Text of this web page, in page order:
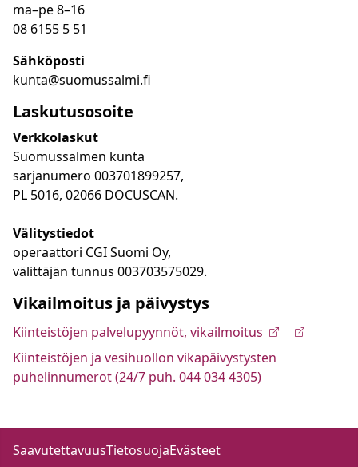
ma–pe 8–16
08 6155 5 51
Sähköposti
kunta@suomussalmi.fi
Laskutusosoite
Verkkolaskut
Suomussalmen kunta
sarjanumero 003701899257,
PL 5016, 02066 DOCUSCAN.
Välitystiedot
operaattori CGI Suomi Oy,
välittäjän tunnus 003703575029.
Vikailmoitus ja päivystys
Kiinteistöjen palvelupyynnöt, vikailmoitus
Kiinteistöjen ja vesihuollon vikapäivystysten
puhelinnumerot (24/7 puh. 044 034 4305)
SaavutettavuusTietosuojaEvästeet